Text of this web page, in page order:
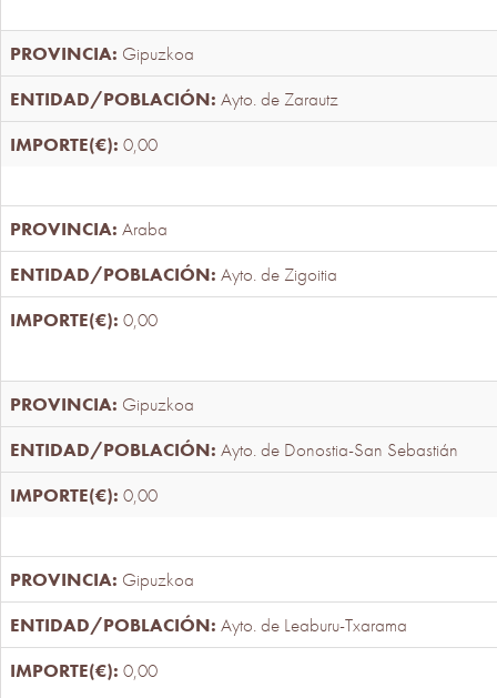
Gipuzkoa
Ayto. de Zarautz
0,00
Araba
Ayto. de Zigoitia
0,00
Gipuzkoa
Ayto. de Donostia-San Sebastián
0,00
Gipuzkoa
Ayto. de Leaburu-Txarama
0,00